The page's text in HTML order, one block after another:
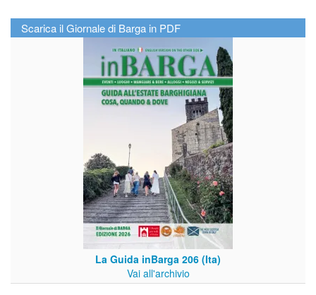
Scarica il Giornale di Barga in PDF
La Guida inBarga 206 (Ita)
Vai all'archivio